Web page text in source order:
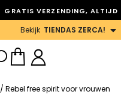
GRATIS VERZENDING, ALTIJD
Bekijk TIENDAS ZERCA!
/ Rebel free spirit voor vrouwen